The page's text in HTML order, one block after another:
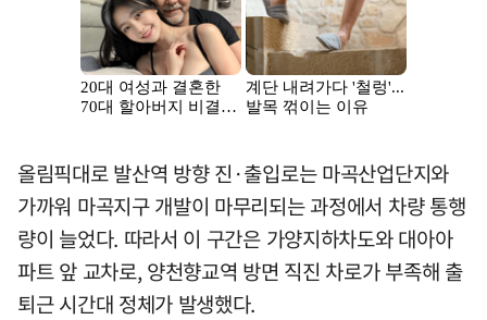
올림픽대로 발산역 방향 진·출입로는 마곡산업단지와
가까워 마곡지구 개발이 마무리되는 과정에서 차량 통행
량이 늘었다. 따라서 이 구간은 가양지하차도와 대아아
파트 앞 교차로, 양천향교역 방면 직진 차로가 부족해 출
퇴근 시간대 정체가 발생했다.